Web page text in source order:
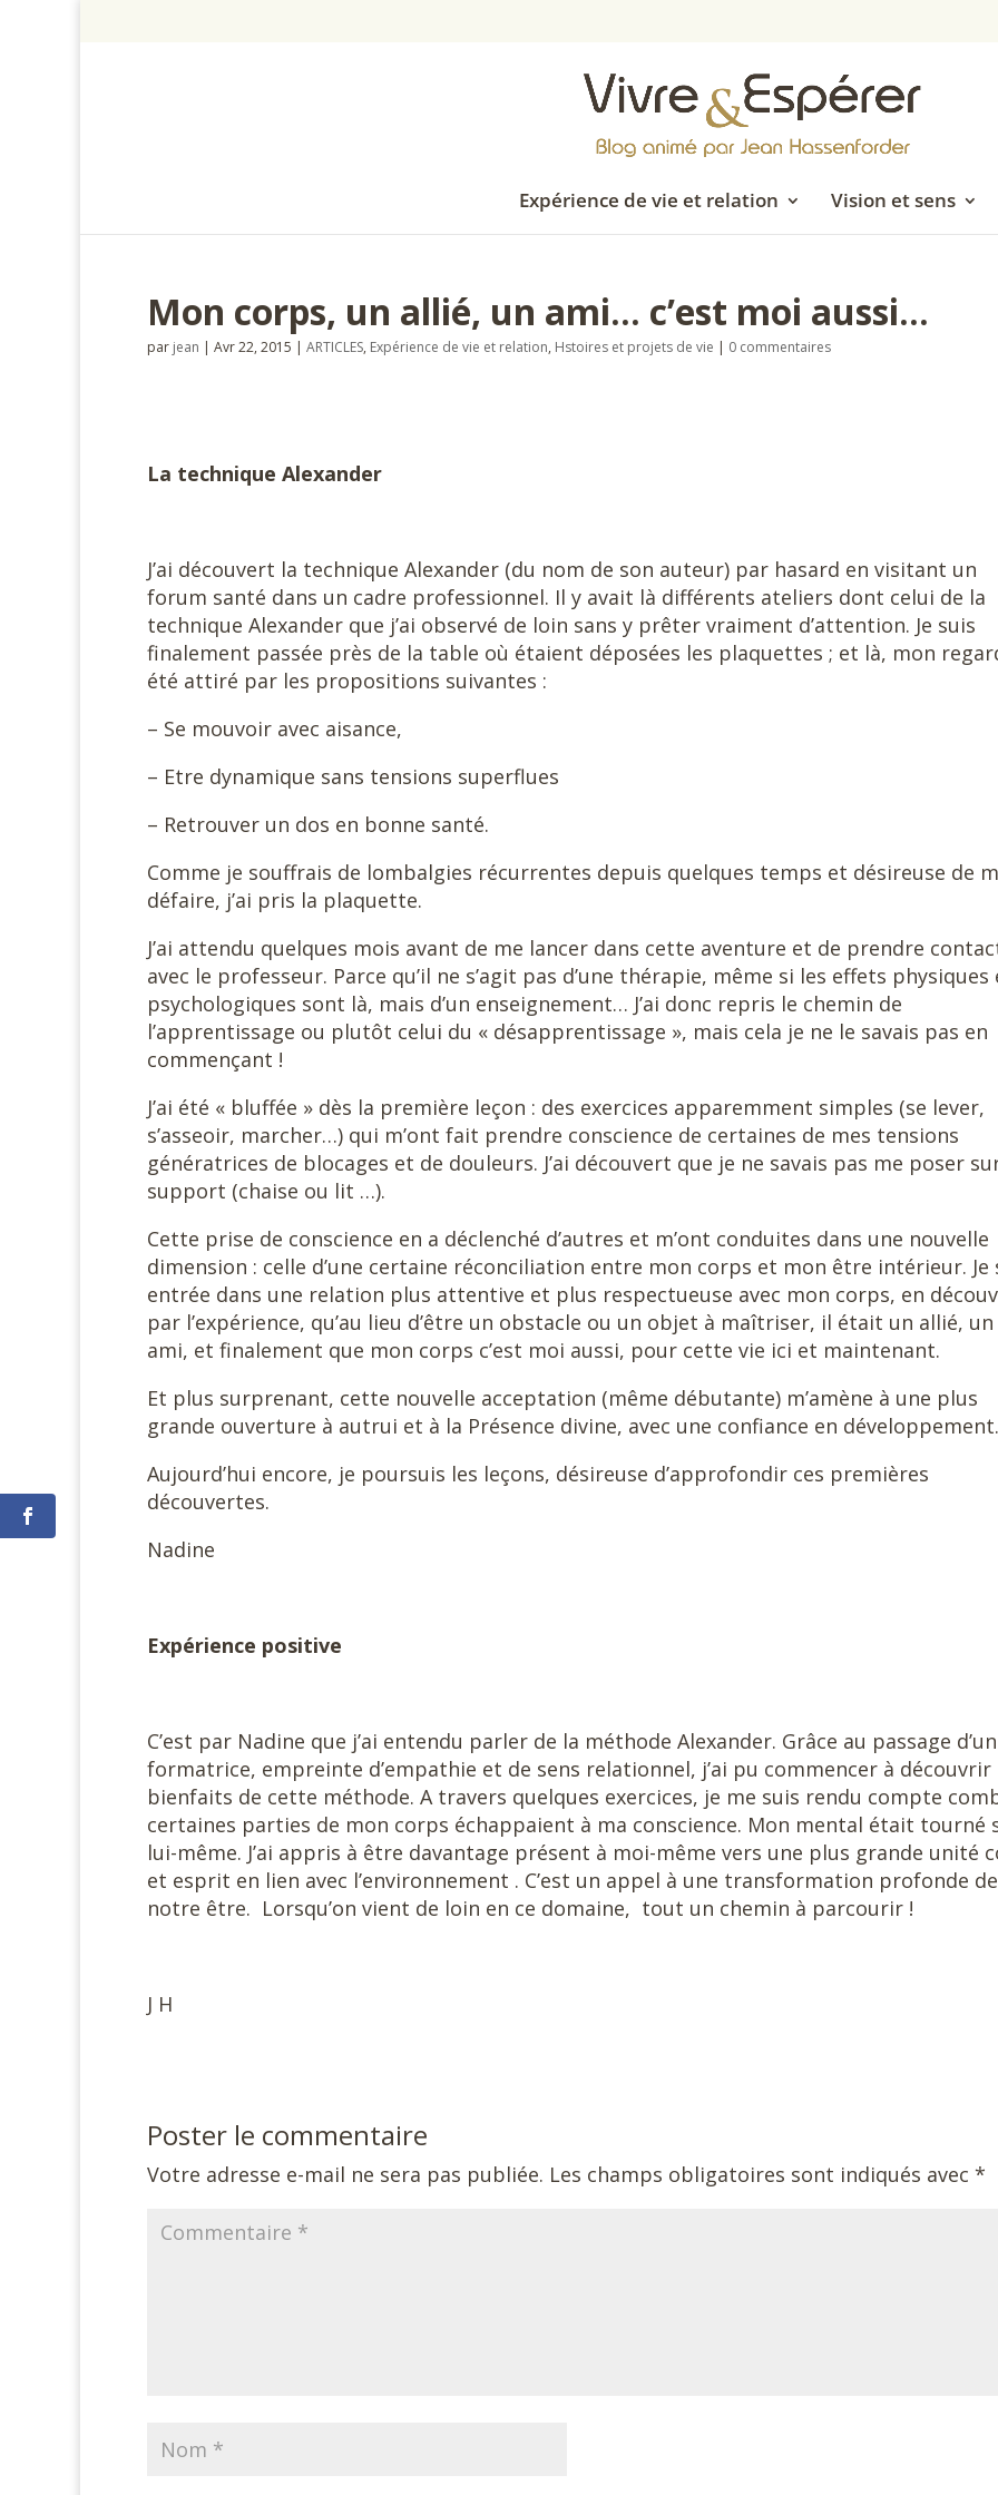
Expérience de vie et relation Vision et sens
Mon corps, un allié, un ami… c’est moi aussi…
par jean | Avr 22, 2015 | ARTICLES, Expérience de vie et relation, Hstoires et projets de vie | 0 commentaires
La technique Alexander
J’ai découvert la technique Alexander (du nom de son auteur) par hasard en visitant un
forum santé dans un cadre professionnel. Il y avait là différents ateliers dont celui de la
technique Alexander que j’ai observé de loin sans y prêter vraiment d’attention. Je suis
finalement passée près de la table où étaient déposées les plaquettes ; et là, mon
été attiré par les propositions suivantes :
– Se mouvoir avec aisance,
– Etre dynamique sans tensions superflues
– Retrouver un dos en bonne santé.
Comme je souffrais de lombalgies récurrentes depuis quelques temps et désireuse de
défaire, j’ai pris la plaquette.
J’ai attendu quelques mois avant de me lancer dans cette aventure et de prendre
avec le professeur. Parce qu’il ne s’agit pas d’une thérapie, même si les effets physiques
psychologiques sont là, mais d’un enseignement… J’ai donc repris le chemin de
l’apprentissage ou plutôt celui du « désapprentissage », mais cela je ne le savais pas en
commençant !
J’ai été « bluffée » dès la première leçon : des exercices apparemment simples (se lever,
s’asseoir, marcher…) qui m’ont fait prendre conscience de certaines de mes tensions
génératrices de blocages et de douleurs. J’ai découvert que je ne savais pas me poser
support (chaise ou lit …).
Cette prise de conscience en a déclenché d’autres et m’ont conduites dans une nouvelle
dimension : celle d’une certaine réconciliation entre mon corps et mon être intérieur. Je
entrée dans une relation plus attentive et plus respectueuse avec mon corps, en
par l’expérience, qu’au lieu d’être un obstacle ou un objet à maîtriser, il était un allié, un
ami, et finalement que mon corps c’est moi aussi, pour cette vie ici et maintenant.
Et plus surprenant, cette nouvelle acceptation (même débutante) m’amène à une plus
grande ouverture à autrui et à la Présence divine, avec une confiance en développement.
Aujourd’hui encore, je poursuis les leçons, désireuse d’approfondir ces premières
découvertes.
Nadine
Expérience positive
C’est par Nadine que j’ai entendu parler de la méthode Alexander. Grâce au passage
formatrice, empreinte d’empathie et de sens relationnel, j’ai pu commencer à découvrir
bienfaits de cette méthode. A travers quelques exercices, je me suis rendu compte
certaines parties de mon corps échappaient à ma conscience. Mon mental était tourné
lui-même. J’ai appris à être davantage présent à moi-même vers une plus grande unité
et esprit en lien avec l’environnement . C’est un appel à une transformation profonde de
notre être. Lorsqu’on vient de loin en ce domaine, tout un chemin à parcourir !
J H
Poster le commentaire
Votre adresse e-mail ne sera pas publiée. Les champs obligatoires sont indiqués avec *